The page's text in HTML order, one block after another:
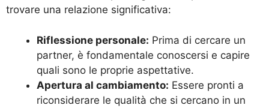
trovare una relazione significativa:
Riflessione personale: Prima di cercare un
partner, è fondamentale conoscersi e capire
quali sono le proprie aspettative.
Apertura al cambiamento: Essere pronti a
riconsiderare le qualità che si cercano in un